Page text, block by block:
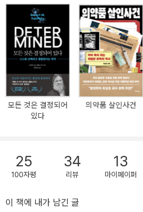
서 외계인 납치가 이루어지고 있다고 믿는
로나19 팬데믹 와중에도 상당수의 미국인이
이츠 같은 특정 자본가 또는 권력자의 음모
정신을 조작하기 위한 특수 물질이 들어 있
부했다. 한국에서도 창조론자 단체의 민원으
관련 설명을 일부 삭제하는 사건이 벌어지기
키우기’ 운동처럼 자연 치유를 내건 유사 과
우리는 과학이 아니라 이런 유사 과학, 미신
까? 근거도 없고 효력도 없는 주장과 낭설이
되살아나는 이유는 무엇일까? 암흑 시대라
세기 미국을 대표하는 과학자 칼 세이건은
낸 이 책, 『악령이 출몰하는 세상(The
995년)에서 과학에 대한 무지와 회의주의
사 과학 유행을 그 기원과 역사로부터 현황
모든 것은 결정되어
있다
의약품 살인사건
25
100자평
34
리뷰
13
마이페이퍼
이 책에 내가 남긴 글